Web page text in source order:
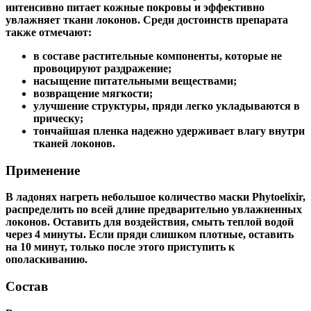
интенсивно питает кожные покровы и эффективно
увлажняет ткани локонов. Среди достоинств препарата
также отмечают:
в составе растительные компоненты, которые не
провоцируют раздражение;
насыщение питательными веществами;
возвращение мягкости;
улучшение структуры, пряди легко укладываются в
прическу;
тончайшая пленка надежно удерживает влагу внутри
тканей локонов.
Применение
В ладонях нагреть небольшое количество маски Phytoelixir,
распределить по всей длине предварительно увлажненных
локонов. Оставить для воздействия, смыть теплой водой
через 4 минуты. Если пряди слишком плотные, оставить
на 10 минут, только после этого приступить к
ополаскиванию.
Состав